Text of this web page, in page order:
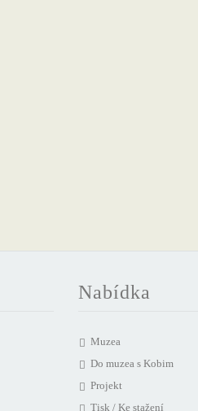
Nabídka
Muzea
Do muzea s Kobim
Projekt
Tisk / Ke stažení